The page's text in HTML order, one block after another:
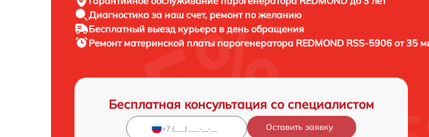
Диагностика за наш счет, ремонт по желанию
Бесплатный выезд курьера в день обращения
Ремонт материнской платы парогенератора REDMOND RSS-5906 от 35
Бесплатная консультация со специалистом
Оставить заявку